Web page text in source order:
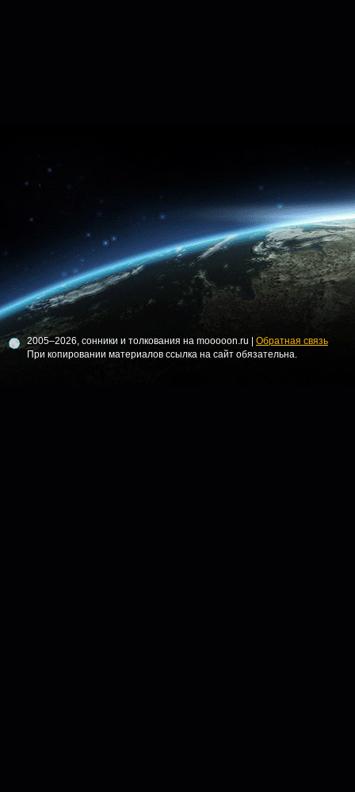
2005–2026, сонники и толкования на mooooon.ru | Обратная связь
При копировании материалов ссылка на сайт обязательна.